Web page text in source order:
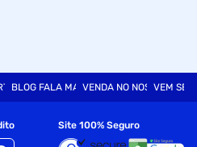
BLOG FALA MARTVENDA NO NOSSO SITE
VEM SER
Site 100% Seguro